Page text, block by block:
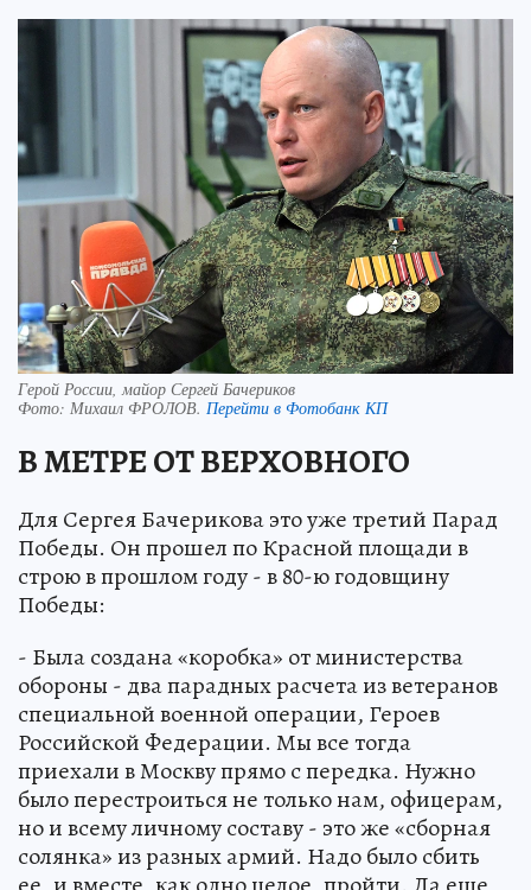
Герой России, майор Сергей Бачериков
Фото: Михаил ФРОЛОВ. Перейти в Фотобанк КП
В МЕТРЕ ОТ ВЕРХОВНОГО
Для Сергея Бачерикова это уже третий Парад
Победы. Он прошел по Красной площади в
строю в прошлом году - в 80-ю годовщину
Победы:
- Была создана «коробка» от министерства
обороны - два парадных расчета из ветеранов
специальной военной операции, Героев
Российской Федерации. Мы все тогда
приехали в Москву прямо с передка. Нужно
было перестроиться не только нам, офицерам,
но и всему личному составу - это же «сборная
солянка» из разных армий. Надо было сбить